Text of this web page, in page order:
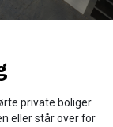
private boliger.
eller står over for